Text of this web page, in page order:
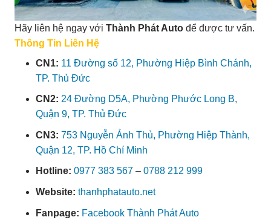
Hãy liên hệ ngay với Thành Phát Auto để được tư vấn.
Thông Tin Liên Hệ
CN1: 11 Đường số 12, Phường Hiệp Bình Chánh,
TP. Thủ Đức
CN2: 24 Đường D5A, Phường Phước Long B,
Quận 9, TP. Thủ Đức
CN3: 753 Nguyễn Ảnh Thủ, Phường Hiệp Thành,
Quận 12, TP. Hồ Chí Minh
Hotline: 0977 383 567 – 0788 212 999
Website: thanhphatauto.net
Fanpage: Facebook Thành Phát Auto